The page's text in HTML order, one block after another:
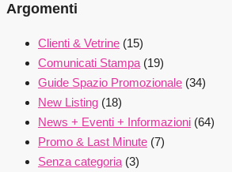
Argomenti
Clienti & Vetrine (15)
Comunicati Stampa (19)
Guide Spazio Promozionale (34)
New Listing (18)
News + Eventi + Informazioni (64)
Promo & Last Minute (7)
Senza categoria (3)